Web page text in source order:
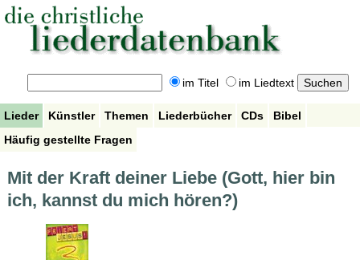
im Titel im Liedtext
Lieder Künstler Themen Liederbücher CDs
Bibel
Häufig gestellte Fragen
Mit der Kraft deiner Liebe (Gott, hier bin
ich, kannst du mich hören?)